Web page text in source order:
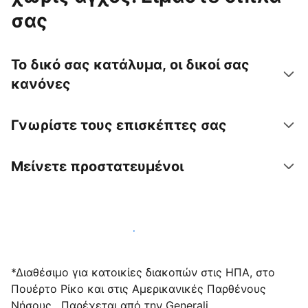
σας
Το δικό σας κατάλυμα, οι δικοί σας
κανόνες
Γνωρίστε τους επισκέπτες σας
Μείνετε προστατευμένοι
Υποδεχτείτε επισκέπτες μαζί μας σήμερα
*Διαθέσιμο για κατοικίες διακοπών στις ΗΠΑ, στο
Πουέρτο Ρίκο και στις Αμερικανικές Παρθένους